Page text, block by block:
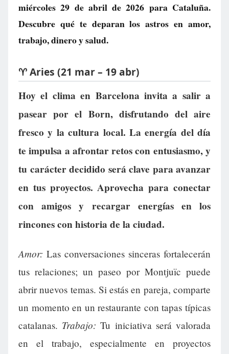
miércoles 29 de abril de 2026 para Cataluña.
Descubre qué te deparan los astros en amor,
trabajo, dinero y salud.
♈ Aries (21 mar – 19 abr)
Hoy el clima en Barcelona invita a salir a
pasear por el Born, disfrutando del aire
fresco y la cultura local. La energía del día
te impulsa a afrontar retos con entusiasmo, y
tu carácter decidido será clave para avanzar
en tus proyectos. Aprovecha para conectar
con amigos y recargar energías en los
rincones con historia de la ciudad.
Amor: Las conversaciones sinceras fortalecerán
tus relaciones; un paseo por Montjuïc puede
abrir nuevos temas. Si estás en pareja, comparte
un momento en un restaurante con tapas típicas
catalanas. Trabajo: Tu iniciativa será valorada
en el trabajo, especialmente en proyectos